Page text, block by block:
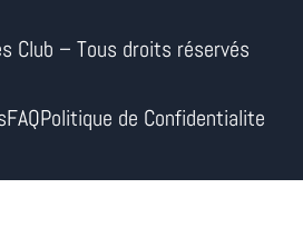
Club – Tous droits réservés
FAQPolitique de Confidentialite